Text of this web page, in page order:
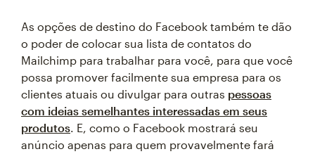
As opções de destino do Facebook também te dão
o poder de colocar sua lista de contatos do
Mailchimp para trabalhar para você, para que você
possa promover facilmente sua empresa para os
clientes atuais ou divulgar para outras pessoas
com ideias semelhantes interessadas em seus
produtos. E, como o Facebook mostrará seu
anúncio apenas para quem provavelmente fará